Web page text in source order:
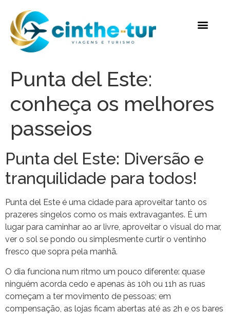
Punta del Este:
conheça os melhores
passeios
Punta del Este: Diversão e
tranquilidade para todos!
Punta del Este é uma cidade para aproveitar tanto os
prazeres singelos como os mais extravagantes. É um
lugar para caminhar ao ar livre, aproveitar o visual do mar,
ver o sol se pondo ou simplesmente curtir o ventinho
fresco que sopra pela manhã.
O dia funciona num ritmo um pouco diferente: quase
ninguém acorda cedo e apenas às 10h ou 11h as ruas
começam a ter movimento de pessoas; em
compensação, as lojas ficam abertas até as 2h e os bares